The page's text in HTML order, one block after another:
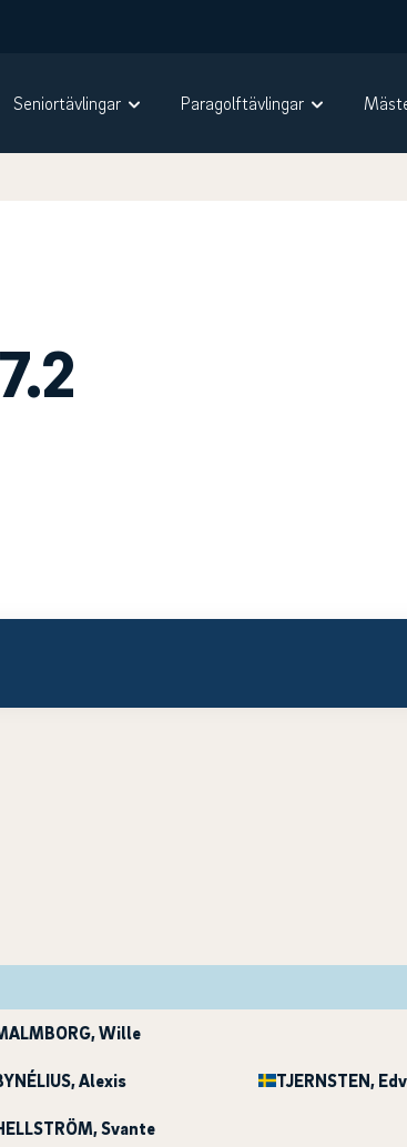
Seniortävlingar Paragolftävlingar
, Wille
, Alexis TJERNSTEN,
, Svante